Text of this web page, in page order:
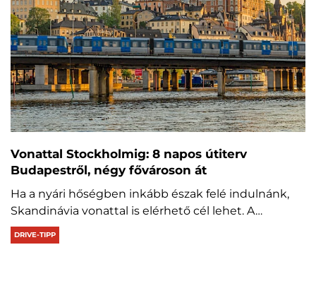
Vonattal Stockholmig: 8 napos útiterv
Budapestről, négy fővároson át
Ha a nyári hőségben inkább észak felé indulnánk,
Skandinávia vonattal is elérhető cél lehet. A…
DRIVE-TIPP